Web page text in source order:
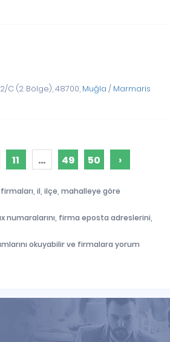
C (2. Bölge), 48700, Muğla / Marmaris
11 ... 49 50 ›
il, ilçe, mahalleye göre
firma eposta adreslerini,
okuyabilir ve firmalara yorum